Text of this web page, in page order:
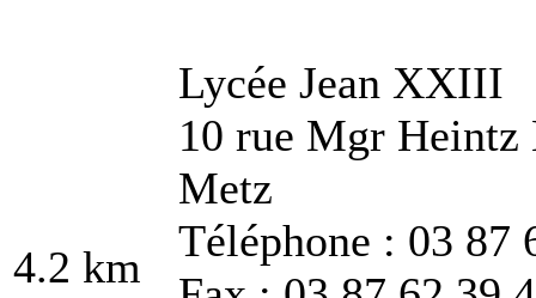
4.2 km
Lycée Jean XXIII
10 rue Mgr Heintz
Metz
Téléphone : 03 87